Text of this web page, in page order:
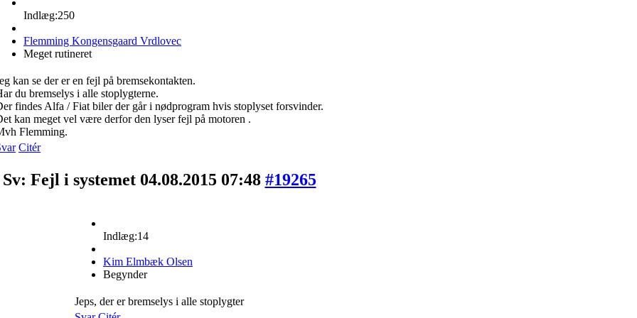
Indlæg:250
Flemming Kongensgaard Vrdlovec
Meget rutineret
kan se der er en fejl på bremsekontakten.
du bremselys i alle stoplygterne.
findes Alfa / Fiat biler der går i nødprogram hvis stoplyset forsvinder.
kan meget vel være derfor den lyser fejl på motoren .
Flemming.
Citér
Sv: Fejl i systemet 04.08.2015 07:48 #19265
Indlæg:14
Kim Elmbæk Olsen
Begynder
Jeps, der er bremselys i alle stoplygter